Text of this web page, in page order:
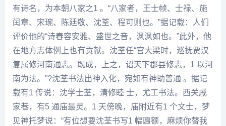
有诗名，为本朝八家之1 。“八家者，王士帧、士禄、施
闰章、宋琬、陈廷敬、沈荃、程可则也。”据记载：人们
评价他的“诗春容安雅、盛世之音，沨沨如也。”此外，他
在地方志体例上也有贡献。沈荃任“官大梁时，巡抚贾汉
复属修河南通志。既成，上之，诏天下郡县修志，1 以河
南为法。”?沈荃书法出神入化，宛如有神助普通 。据记
载有1 传说：沈学士荃，清修睦 士，尤工书法。西关戚
家巷，有5 通庙最灵。1 天傍晚，庙附近有1 个文士，梦
见神托梦说：“有位想要沈荃书写1 幅匾额，麻烦你替我